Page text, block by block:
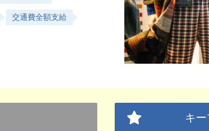
交通費全額支給
キー